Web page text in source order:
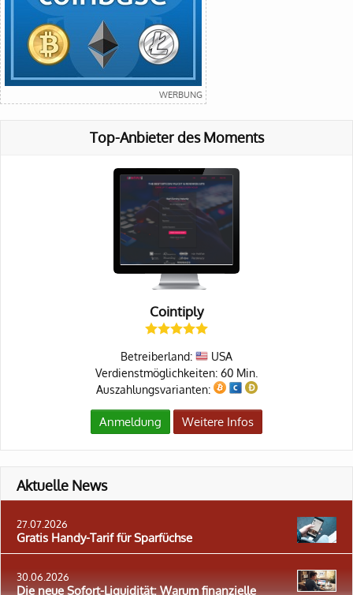
Top-Anbieter des Moments
Cointiply
Betreiberland:
USA
Verdienstmöglichkeiten: 60 Min.
Auszahlungsvarianten:
Anmeldung Weitere Infos
Aktuelle News
27.07.2026
Gratis Handy-Tarif für Sparfüchse
30.06.2026
Die neue Sofort-Liquidität: Warum finanzielle